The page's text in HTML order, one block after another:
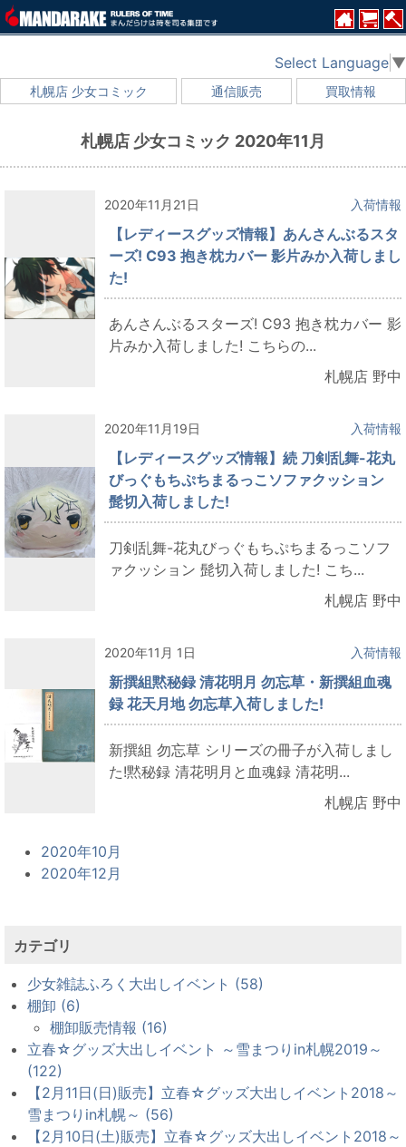
札幌店 少女コミック 通信販売 買取情報
Select Language ▼
札幌店 少女コミック 2020年11月
2020年11月21日 入荷情報
【レディースグッズ情報】あんさんぶるスタ
ーズ! C93 抱き枕カバー 影片みか入荷しまし
た!
あんさんぶるスターズ! C93 抱き枕カバー 影
片みか入荷しました! こちらの...
札幌店 野中
2020年11月19日 入荷情報
【レディースグッズ情報】続 刀剣乱舞-花丸
びっぐもちぷちまるっこソファクッション
髭切入荷しました!
刀剣乱舞-花丸びっぐもちぷちまるっこソフ
ァクッション 髭切入荷しました! こち...
札幌店 野中
2020年11月 1日 入荷情報
新撰組黙秘録 清花明月 勿忘草・新撰組血魂
録 花天月地 勿忘草入荷しました!
新撰組 勿忘草 シリーズの冊子が入荷しまし
た!黙秘録 清花明月と血魂録 清花明...
札幌店 野中
2020年10月
2020年12月
カテゴリ
少女雑誌ふろく大出しイベント (58)
棚卸 (6)
棚卸販売情報 (16)
立春☆グッズ大出しイベント ～雪まつりin札幌2019～
(122)
【2月11日(日)販売】立春☆グッズ大出しイベント2018～
雪まつりin札幌～ (56)
【2月10日(土)販売】立春☆グッズ大出しイベント2018～